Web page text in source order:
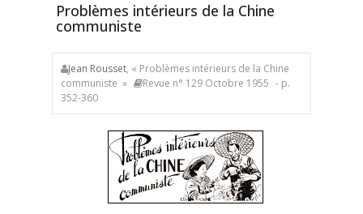
Problèmes intérieurs de la Chine
communiste
Jean Rousset, « Problèmes intérieurs de la Chine
communiste »
Revue n° 129 Octobre 1955 - p.
352-360